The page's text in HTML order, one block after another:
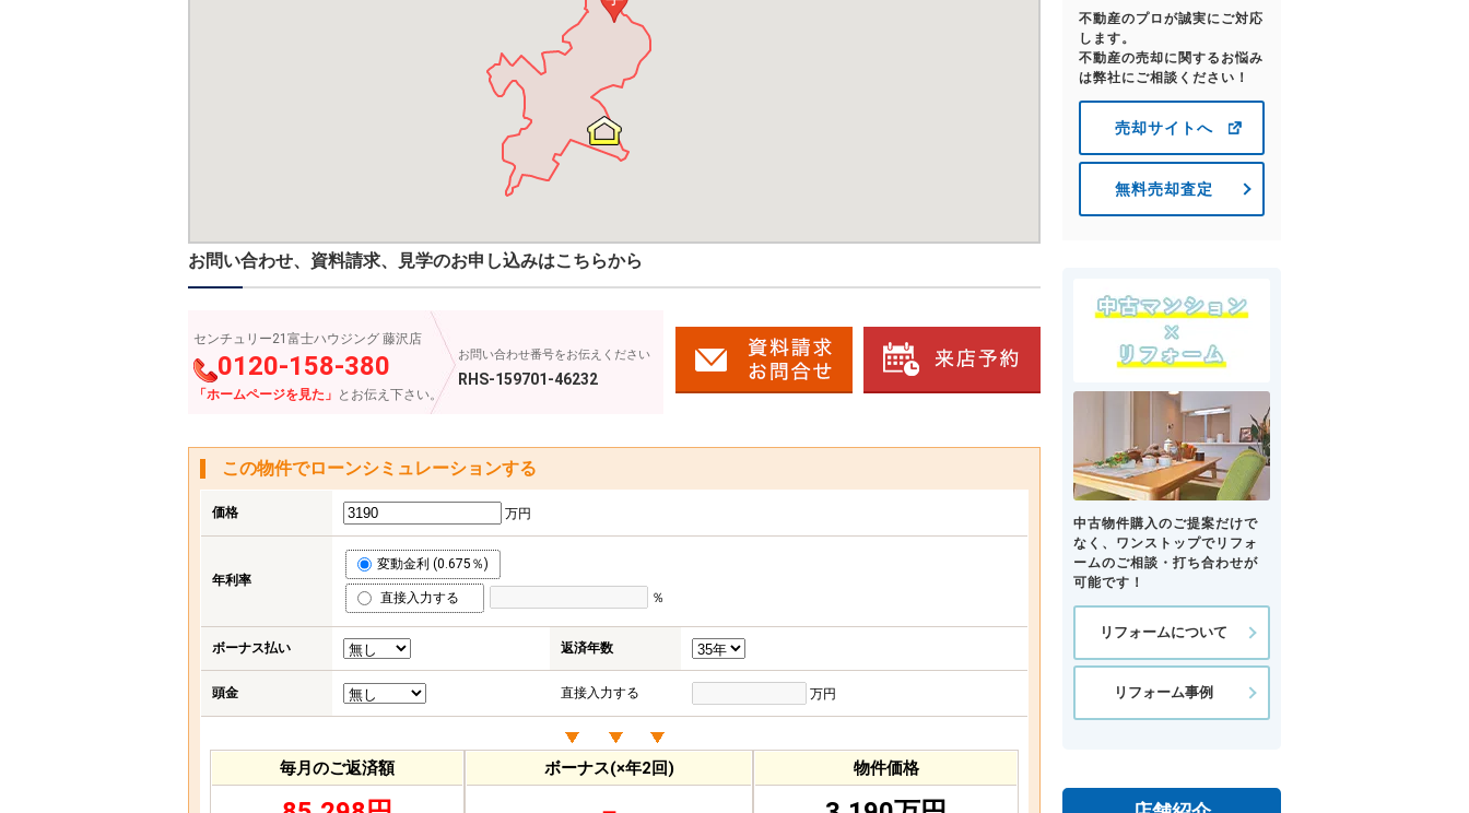
お問い合わせ、資料請求、見学のお申し込みはこちらから
センチュリー21富士ハウジング 藤沢店
0120-158-380
「ホームページを見た」 とお伝え下さい。
お問い合わせ番号をお伝えください
RHS-159701-46232
この物件でローンシミュレーションする
価格 万円
年利率
変動金利 (0.675％)
直接入力する ％
ボーナス払い 返済年数
頭金 直接入力する 万円
毎月のご返済額 ボーナス(×年2回) 物件価格
不動産のプロが誠実にご対応
します。
不動産の売却に関するお悩み
は弊社にご相談ください！
売却サイトへ
無料売却査定
中古物件購入のご提案だけで
なく、ワンストップでリフォ
ームのご相談・打ち合わせが
可能です！
リフォームについて
リフォーム事例